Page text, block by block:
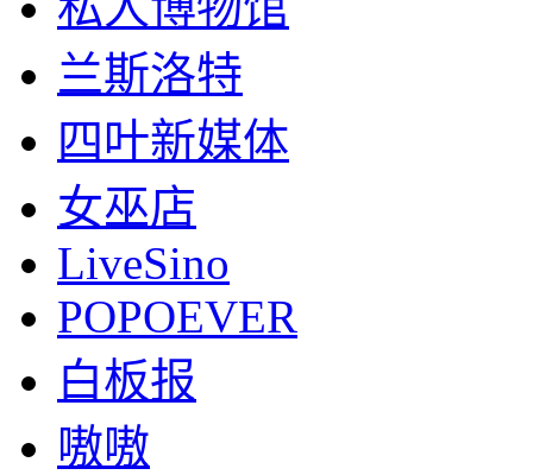
兰斯洛特
四叶新媒体
女巫店
LiveSino
POPOEVER
白板报
嗷嗷